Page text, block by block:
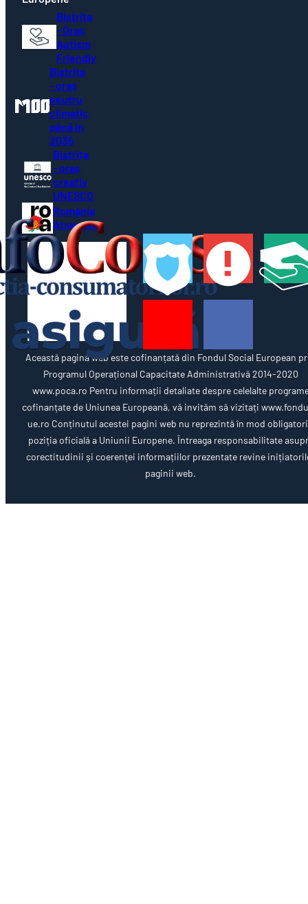
Bistrița
- Oraș
Autism
Friendly
Bistrița
- oraș
neutru
climatic
până în
2035
Bistrița
- oraș
creativ
UNESCO
România
Atractivă
Această pagină web este cofinanțată din Fondul Social European
Programul Operațional Capacitate Administrativă 2014-2020
www.poca.ro Pentru informații detaliate despre celelalte
cofinanțate de Uniunea Europeană, vă invităm să vizitați
ue.ro Conținutul acestei pagini web nu reprezintă în mod
poziția oficială a Uniunii Europene. Întreaga responsabilitate
corectitudinii și coerenței informațiilor prezentate revine
paginii web.